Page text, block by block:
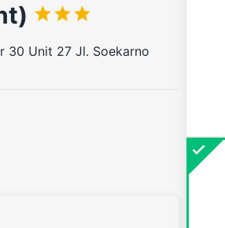
30 Unit 27 Jl. Soekarno